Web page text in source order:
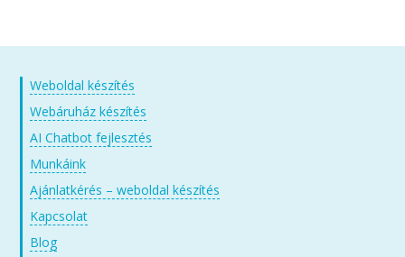
Weboldal készítés
Webáruház készítés
AI Chatbot fejlesztés
Munkáink
Ajánlatkérés – weboldal készítés
Kapcsolat
Blog